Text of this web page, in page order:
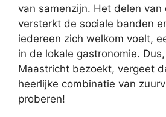
van samenzijn. Het delen van
versterkt de sociale banden
iedereen zich welkom voelt,
in de lokale gastronomie.
Maastricht bezoekt, vergeet
heerlijke combinatie van
proberen!